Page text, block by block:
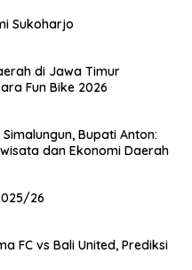
Sukoharjo
di Jawa Timur
Fun Bike 2026
Bupati Anton:
dan Ekonomi Daerah
26
FC vs Bali United, Prediksi